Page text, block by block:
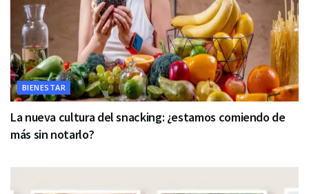
BIENESTAR
La nueva cultura del snacking: ¿estamos comiendo de
más sin notarlo?